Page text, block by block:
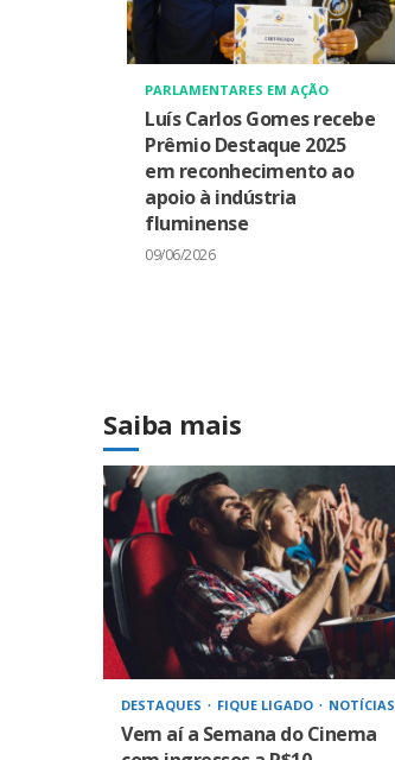
PARLAMENTARES EM AÇÃO
Luís Carlos Gomes recebe
Prêmio Destaque 2025
em reconhecimento ao
apoio à indústria
fluminense
09/06/2026
Saiba mais
DESTAQUES FIQUE LIGADO NOTÍCIAS
Vem aí a Semana do Cinema